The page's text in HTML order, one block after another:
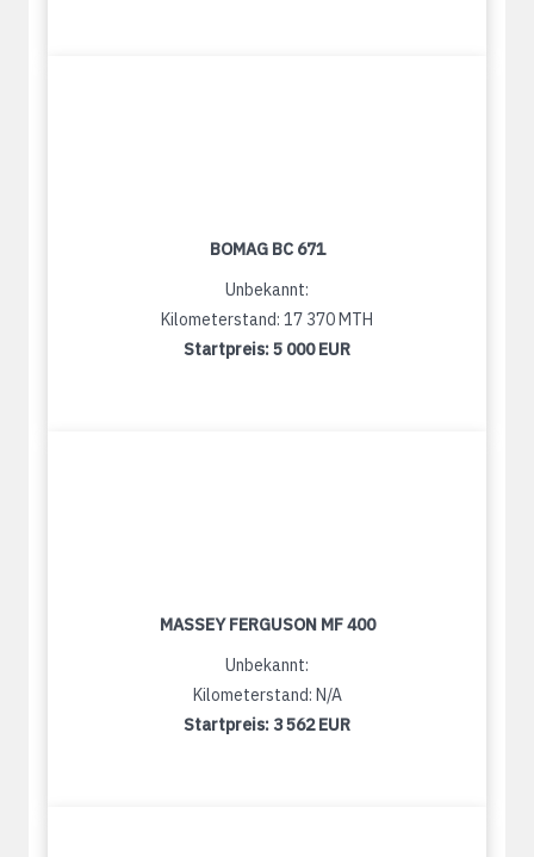
BOMAG BC 671
Unbekannt:
Kilometerstand: 17 370 MTH
Startpreis:5 000 EUR
MASSEY FERGUSON MF 400
Unbekannt:
Kilometerstand: N/A
Startpreis: 3 562 EUR